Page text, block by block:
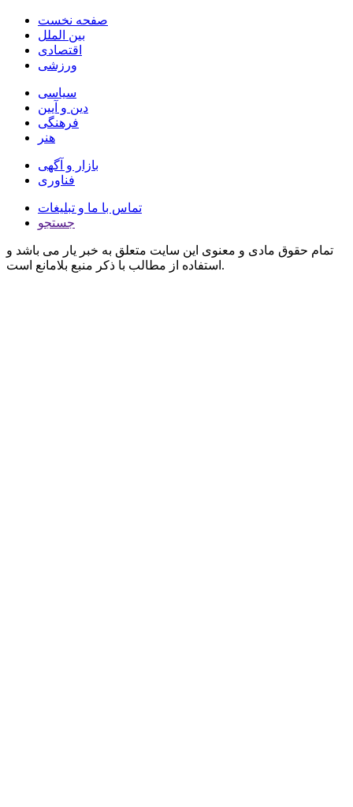
صفحه نخست
بین الملل
اقتصادی
ورزشی
سیاسی
دین و آیین
فرهنگی
هنر
بازار و آگهی
فناوری
تماس با ما و تبلیغات
جستجو
تمام حقوق مادی و معنوی این سایت متعلق به خبر یار می باشد و
استفاده از مطالب با ذکر منبع بلامانع است.